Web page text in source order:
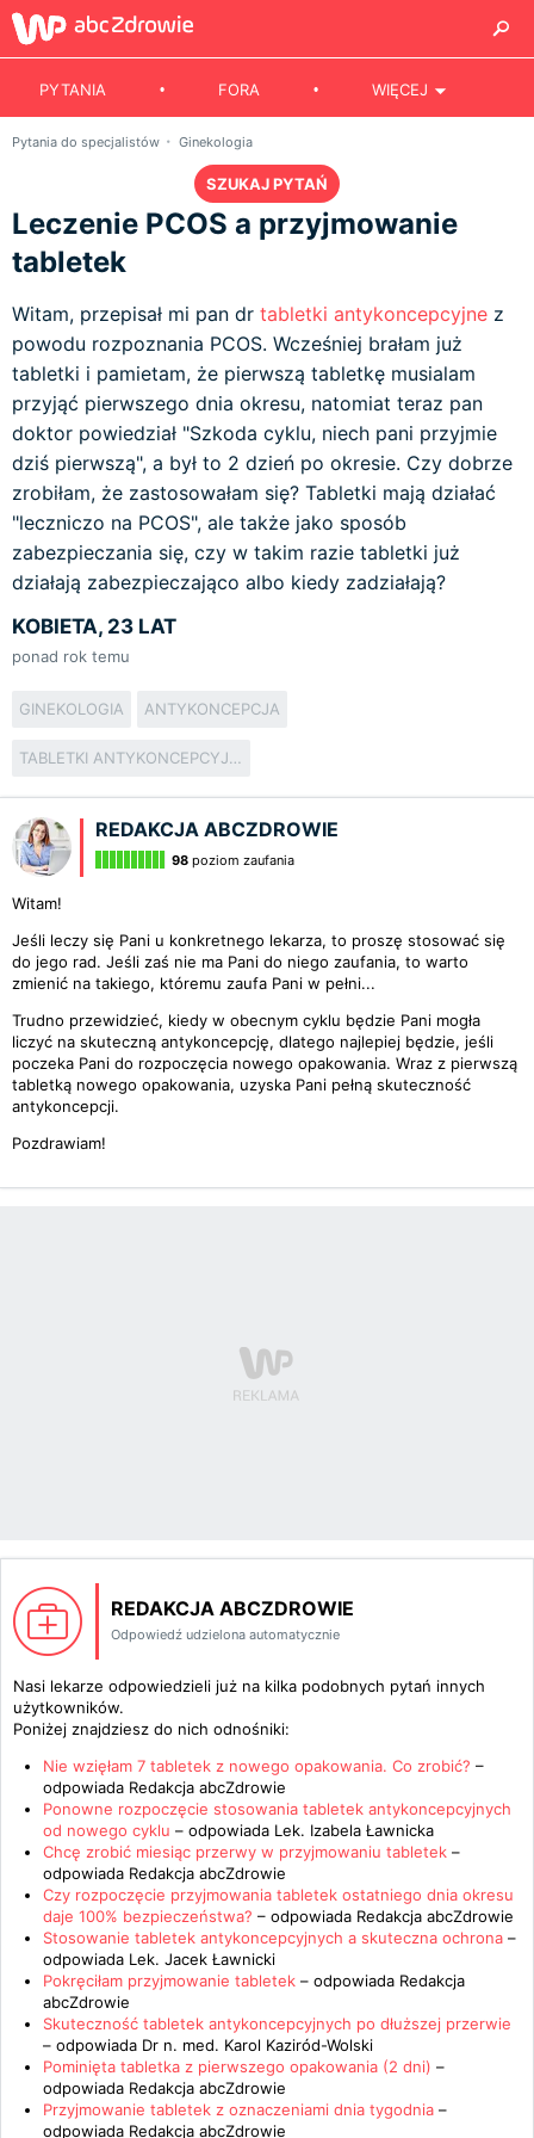
PYTANIA FORA WIĘCEJ
Pytania do specjalistów Ginekologia
SZUKAJ PYTAŃ
Leczenie PCOS a przyjmowanie
tabletek
Witam, przepisał mi pan dr tabletki antykoncepcyjne z
powodu rozpoznania PCOS. Wcześniej brałam już
tabletki i pamietam, że pierwszą tabletkę musialam
przyjąć pierwszego dnia okresu, natomiat teraz pan
doktor powiedział "Szkoda cyklu, niech pani przyjmie
dziś pierwszą", a był to 2 dzień po okresie. Czy dobrze
zrobiłam, że zastosowałam się? Tabletki mają działać
"leczniczo na PCOS", ale także jako sposób
zabezpieczania się, czy w takim razie tabletki już
działają zabezpieczająco albo kiedy zadziałają?
KOBIETA, 23 LAT
ponad rok temu
GINEKOLOGIA ANTYKONCEPCJA
TABLETKI ANTYKONCEPCYJNE
REDAKCJA ABCZDROWIE
98 poziom zaufania
Witam!
Jeśli leczy się Pani u konkretnego lekarza, to proszę stosować się
do jego rad. Jeśli zaś nie ma Pani do niego zaufania, to warto
zmienić na takiego, któremu zaufa Pani w pełni...
Trudno przewidzieć, kiedy w obecnym cyklu będzie Pani mogła
liczyć na skuteczną antykoncepcję, dlatego najlepiej będzie, jeśli
poczeka Pani do rozpoczęcia nowego opakowania. Wraz z pierwszą
tabletką nowego opakowania, uzyska Pani pełną skuteczność
antykoncepcji.
Pozdrawiam!
REDAKCJA ABCZDROWIE
Odpowiedź udzielona automatycznie
Nasi lekarze odpowiedzieli już na kilka podobnych pytań innych
użytkowników.
Poniżej znajdziesz do nich odnośniki:
Nie wzięłam 7 tabletek z nowego opakowania. Co zrobić? –
odpowiada Redakcja abcZdrowie
Ponowne rozpoczęcie stosowania tabletek antykoncepcyjnych
od nowego cyklu – odpowiada Lek. Izabela Ławnicka
Chcę zrobić miesiąc przerwy w przyjmowaniu tabletek –
odpowiada Redakcja abcZdrowie
Czy rozpoczęcie przyjmowania tabletek ostatniego dnia okresu
daje 100% bezpieczeństwa? – odpowiada Redakcja abcZdrowie
Stosowanie tabletek antykoncepcyjnych a skuteczna ochrona –
odpowiada Lek. Jacek Ławnicki
Pokręciłam przyjmowanie tabletek – odpowiada Redakcja
abcZdrowie
Skuteczność tabletek antykoncepcyjnych po dłuższej przerwie
– odpowiada Dr n. med. Karol Kaziród-Wolski
Pominięta tabletka z pierwszego opakowania (2 dni) –
odpowiada Redakcja abcZdrowie
Przyjmowanie tabletek z oznaczeniami dnia tygodnia –
odpowiada Redakcja abcZdrowie